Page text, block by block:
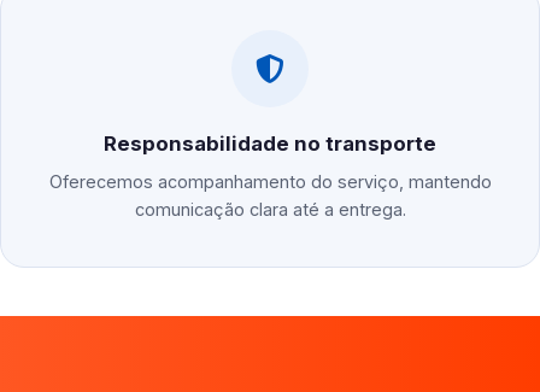
Responsabilidade no transporte
Oferecemos acompanhamento do serviço, mantendo
comunicação clara até a entrega.